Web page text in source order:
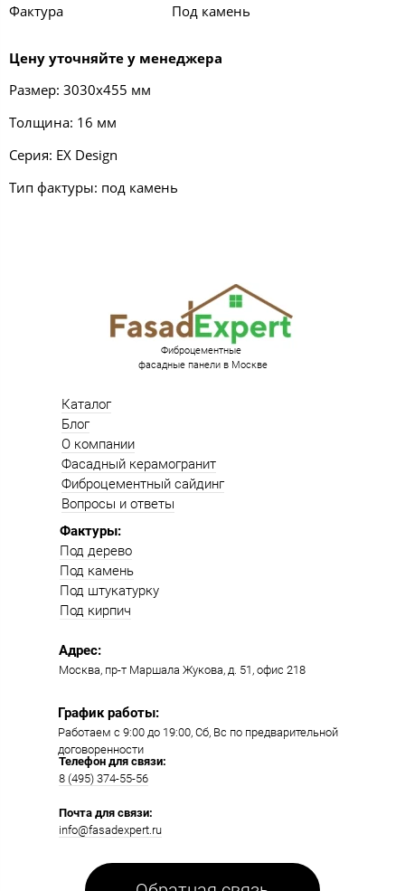
Фактура
Под камень
Цену уточняйте у менеджера
Размер: 3030х455 мм
Толщина: 16 мм
Серия: EX Design
Тип фактуры: под камень
Фактуры:
Под дерево
Под камень
Под штукатурку
Под кирпич
Работаем с 9:00 до 19:00​, Сб, Вс по предварительной
договоренности
Москва, пр-т Маршала Жукова, д. 51, офис 218​​
Каталог
Блог
О компании
Фасадный керамогранит
Фиброцементный сайдинг
Вопросы и ответы
Адрес:
График работы:
Телефон для связи:
8 (495) 374-55-56​
Почта для связи:
info@fasadexpert.ru
Фиброцементные
фасадные панели в Москве